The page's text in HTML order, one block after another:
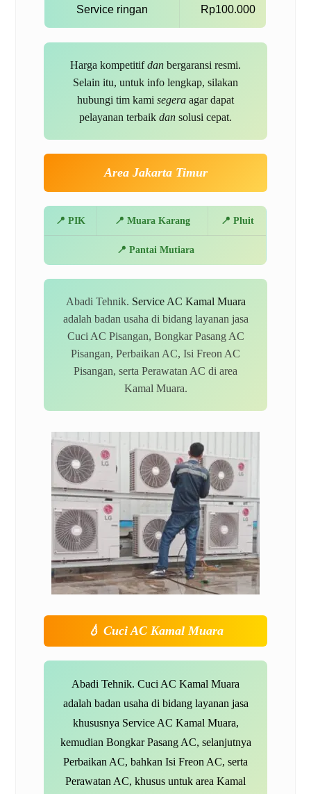
Service ringan Rp100.000
Harga kompetitifdan bergaransi resmi.
Selain itu, untuk info lengkap, silakan
hubungi tim kami segera agar dapat
pelayanan terbaik dan solusi cepat.
Area Jakarta Timur
📍 PIK 📍 Muara Karang 📍 Pluit
📍 Pantai Mutiara
Abadi Tehnik. Service AC Kamal Muara
adalah badan usaha di bidang layanan jasa
Cuci AC Pisangan, Bongkar Pasang AC
Pisangan, Perbaikan AC, Isi Freon AC
Pisangan, serta Perawatan AC di area
Kamal Muara.
💧 Cuci AC Kamal Muara
Abadi Tehnik. Cuci AC Kamal Muara
adalah badan usaha di bidang layanan jasa
khususnya Service AC Kamal Muara,
kemudian Bongkar Pasang AC, selanjutnya
Perbaikan AC, bahkan Isi Freon AC, serta
Perawatan AC, khusus untuk area Kamal